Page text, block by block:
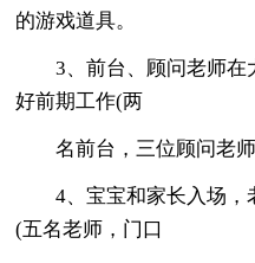
的游戏道具。
3、前台、顾问老师在
好前期工作(两
名前台，三位顾问老
4、宝宝和家长入场，
(五名老师，门口